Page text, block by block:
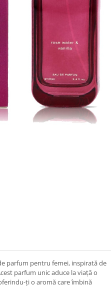
parfum pentru femei, inspirată de
parfum unic aduce la viață o
ți o aromă care îmbină